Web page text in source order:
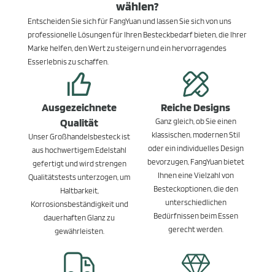
wählen?
Entscheiden Sie sich für FangYuan und lassen Sie sich von uns
professionelle Lösungen für Ihren Besteckbedarf bieten, die Ihrer
Marke helfen, den Wert zu steigern und ein hervorragendes
Esserlebnis zu schaffen.
Ausgezeichnete
Qualität
Unser Großhandelsbesteck ist
aus hochwertigem Edelstahl
gefertigt und wird strengen
Qualitätstests unterzogen, um
Haltbarkeit,
Korrosionsbeständigkeit und
dauerhaften Glanz zu
gewährleisten.
Reiche Designs
Ganz gleich, ob Sie einen
klassischen, modernen Stil
oder ein individuelles Design
bevorzugen, FangYuan bietet
Ihnen eine Vielzahl von
Besteckoptionen, die den
unterschiedlichen
Bedürfnissen beim Essen
gerecht werden.